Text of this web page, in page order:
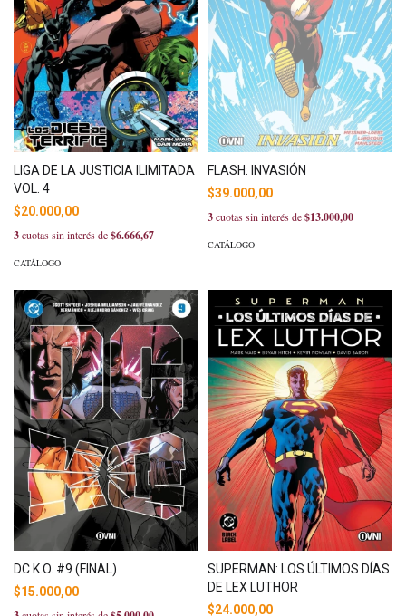
LIGA DE LA JUSTICIA ILIMITADA
VOL. 4
$20.000,00
3cuotas sin interés de$6.666,67
CATÁLOGO
FLASH: INVASIÓN
$39.000,00
3cuotas sin interés de$13.000,00
CATÁLOGO
DC K.O. #9 (FINAL)
$15.000,00
SUPERMAN: LOS ÚLTIMOS DÍAS
DE LEX LUTHOR
$24.000,00